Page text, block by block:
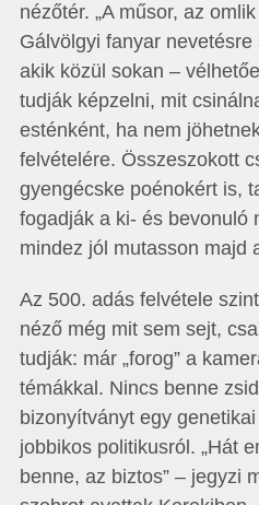
nézőtér. „A műsor, az
Gálvölgyi fanyar
akik közül sokan –
tudják képzelni, mit
esténként, ha nem
felvételére. Összeszokott
gyengécske poénokért is,
fogadják a ki- és bevonuló
mindez jól mutasson majd
Az 500. adás felvétele
néző még mit sem sejt,
tudják: már „forog” a
témákkal. Nincs benne
bizonyítványt egy
jobbikos politikusról. „Hát
benne, az biztos” – jegyzi